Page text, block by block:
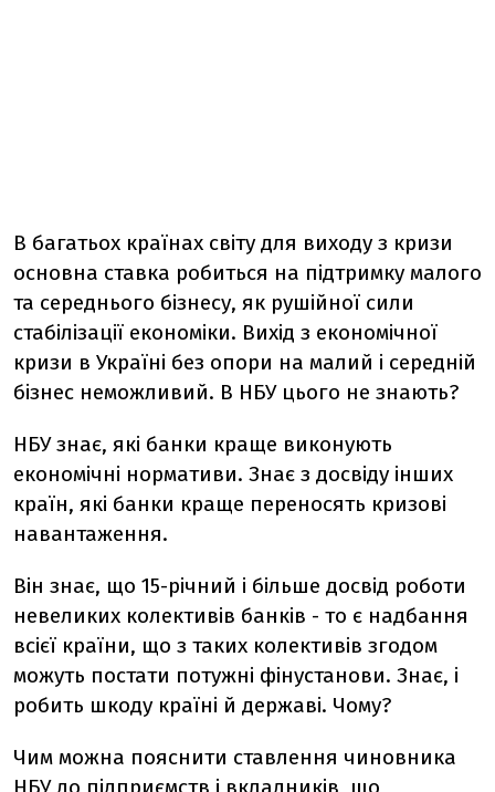
В багатьох країнах світу для виходу з кризи
основна ставка робиться на підтримку малого
та середнього бізнесу, як рушійної сили
стабілізації економіки. Вихід з економічної
кризи в Україні без опори на малий і середній
бізнес неможливий. В НБУ цього не знають?
НБУ знає, які банки краще виконують
економічні нормативи. Знає з досвіду інших
країн, які банки краще переносять кризові
навантаження.
Він знає, що 15-річний і більше досвід роботи
невеликих колективів банків - то є надбання
всієї країни, що з таких колективів згодом
можуть постати потужні фінустанови. Знає, і
робить шкоду країні й державі. Чому?
Чим можна пояснити ставлення чиновника